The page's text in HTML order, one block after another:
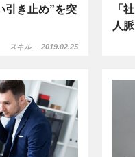
引き止め”を突
スキル 2019.02.25
「
人